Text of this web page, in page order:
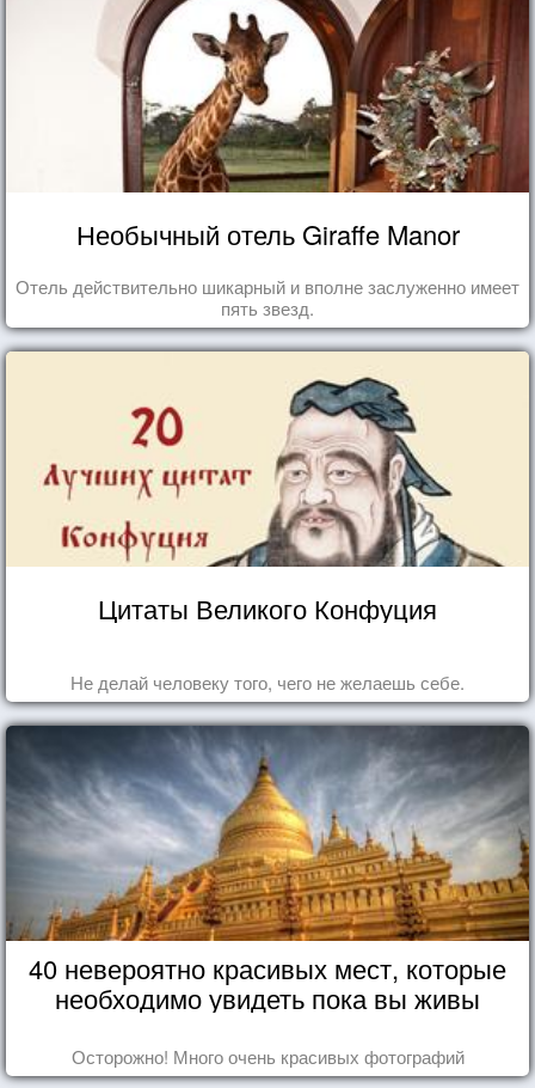
Необычный отель Giraffe Manor
Отель действительно шикарный и вполне заслуженно имеет
пять звезд.
Цитаты Великого Конфуция
Не делай человеку того, чего не желаешь себе.
40 невероятно красивых мест, которые
необходимо увидеть пока вы живы
Осторожно! Много очень красивых фотографий